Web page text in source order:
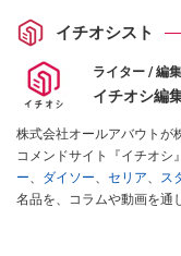
イチオシスト
ライター / 編集
イチオシ編
株式会社オールアバウトが
コメンドサイト『イチオシ
ー、 ダイソー、 セリア、 ス
名品を、コラムや動画を通
インフルエンサーが実際